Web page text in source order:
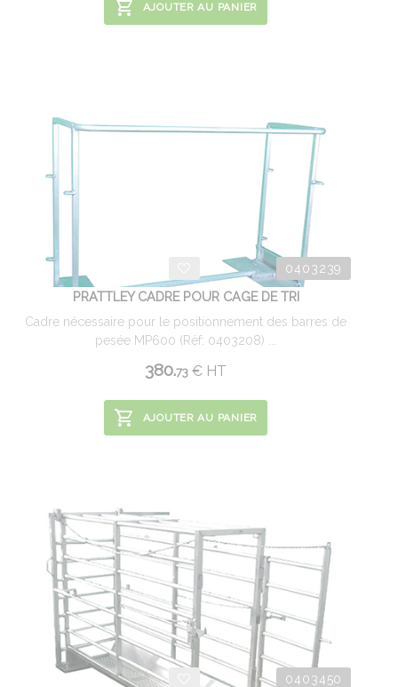
AJOUTER AU PANIER
0403239
PRATTLEY CADRE POUR CAGE DE TRI
Cadre nécessaire pour le positionnement des barres de
pesée MP600 (Réf: 0403208) ...
380.73 € HT
AJOUTER AU PANIER
0403450